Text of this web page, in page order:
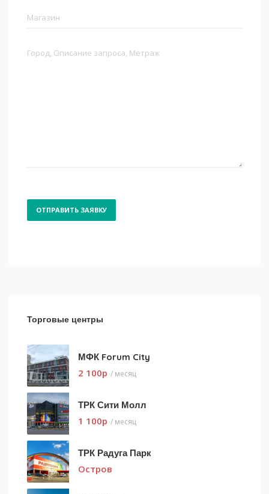
Торговые центры
МФК Forum City
2 100p / месяц
ТРК Сити Молл
1 100p / месяц
ТРК Радуга Парк
Остров